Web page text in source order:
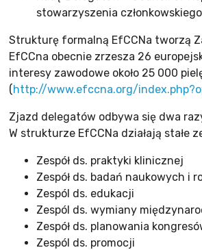
stowarzyszenia członkowskiego
Strukturę formalną EfCCNa tworzą
EfCCna obecnie zrzesza 26
interesy zawodowe około 25 000
(http://www.efccna.org/
Zjazd delegatów odbywa się dwa
W strukturze EfCCNa działają stałe
Zespół ds. praktyki klinicznej
Zespół ds. badań naukowych i
Zespól ds. edukacji
Zespól ds. wymiany
Zespół ds. planowania
Zespól ds. promocji